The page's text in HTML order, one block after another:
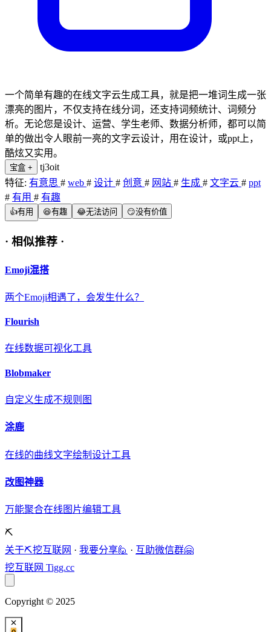
一个简单有趣的在线文字云生成工具，就是把一堆词生成一张
漂亮的图片，不仅支持在线分词，还支持词频统计、词频分
析。无论您是设计、运营、学生老师、数据分析师，都可以简
单的做出令人眼前一亮的文字云设计，用在设计，或ppt上，
酷炫又实用。
宝盒 +
tj3oit
特征: 有意思 # web # 设计 # 创意 # 网站 # 生成 # 文字云 # ppt
# 有用 # 有趣
👍有用 😆有趣 😂无法访问 😏没有价值
· 相似推荐 ·
Emoji混搭
两个Emoji相遇了，会发生什么？
Flourish
在线数据可视化工具
Blobmaker
自定义生成不规则图
涂鹿
在线的曲线文字绘制设计工具
改图神器
万能聚合在线图片编辑工具
⛏️
关于⛏️挖互联网 · 我要分享🙋 · 互助微信群🤗
挖互联网 Tigg.cc
Copyright © 2025